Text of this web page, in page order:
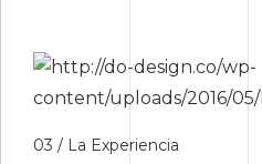
03 / La Experiencia